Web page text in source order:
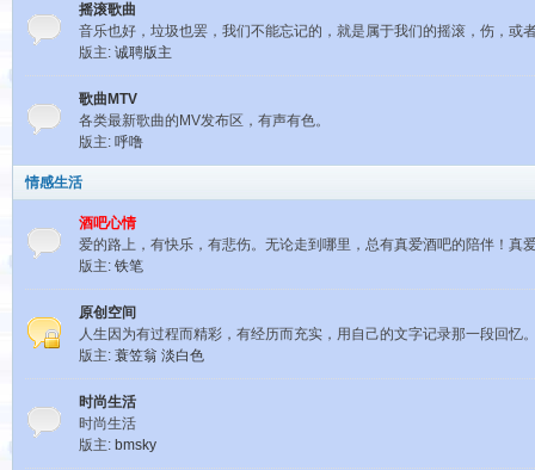
摇滚歌曲
音乐也好，垃圾也罢，我们不能忘记的，就是属于我们的摇滚，伤，或
版主: 诚聘版主
歌曲MTV
各类最新歌曲的MV发布区，有声有色。
版主: 呼噜
情感生活
酒吧心情
爱的路上，有快乐，有悲伤。无论走到哪里，总有真爱酒吧的陪伴！真
版主: 铁笔
原创空间
人生因为有过程而精彩，有经历而充实，用自己的文字记录那一段回忆
版主: 蓑笠翁 淡白色
时尚生活
时尚生活
版主: bmsky